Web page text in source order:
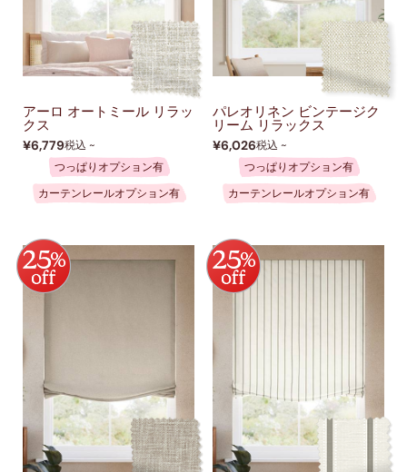
アーロ オートミール リラッ
クス
¥6,779税込 ~
つっぱりオプション有
カーテンレールオプション有
パレオリネン ビンテージク
リーム リラックス
¥6,026税込 ~
つっぱりオプション有
カーテンレールオプション有